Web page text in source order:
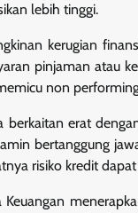
lebih tinggi.
kerugian
pinjaman atau
non
berkaitan erat
bertanggung
risiko kredit